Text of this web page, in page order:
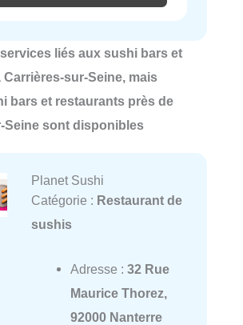
liés aux sushi bars et
sur-Seine, mais
bars et restaurants près de
Seine sont disponibles
Planet Sushi
Catégorie : Restaurant de
sushis
Adresse : 32 Rue
Maurice Thorez,
92000 Nanterre